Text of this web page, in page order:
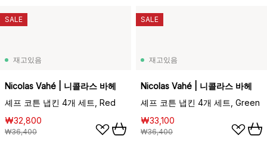
재고있음
Nicolas Vahé | 니콜라스 바헤
셰프 코튼 냅킨 4개 세트, Red
₩32,800
₩36,400
SALE
재고있음
Nicolas Vahé | 니콜라스 바헤
셰프 코튼 냅킨 4개 세트, Green
₩33,100
₩36,400
SALE